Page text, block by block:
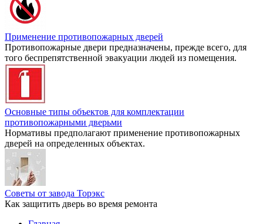
Применение противопожарных дверей
Противопожарные двери предназначены, прежде всего, для
того беспрепятственной эвакуации людей из помещения.
Основные типы объектов для комплектации
противопожарными дверьми
Нормативы предполагают применение противопожарных
дверей на определенных объектах.
Советы от завода Торэкс
Как защитить дверь во время ремонта